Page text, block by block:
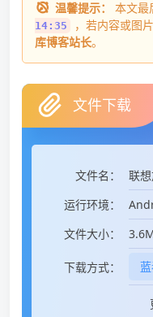
温馨提示： 本文最
14:35
，若内容或图
库博客站长。
文件下载
文件名：
联
运行环境：
文件大小：
下载方式：